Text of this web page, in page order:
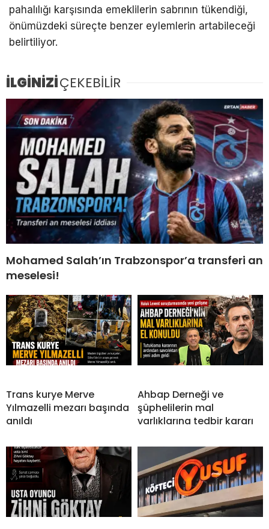
pahalılığı karşısında emeklilerin sabrının tükendiği,
önümüzdeki süreçte benzer eylemlerin artabileceği
belirtiliyor.
İLGİNİZİÇEKEBİLİR
Mohamed Salah’ın Trabzonspor’a transferi an
meselesi!
Trans kurye Merve
Yılmazelli mezarı başında
anıldı
Ahbap Derneği ve
şüphelilerin mal
varlıklarına tedbir kararı